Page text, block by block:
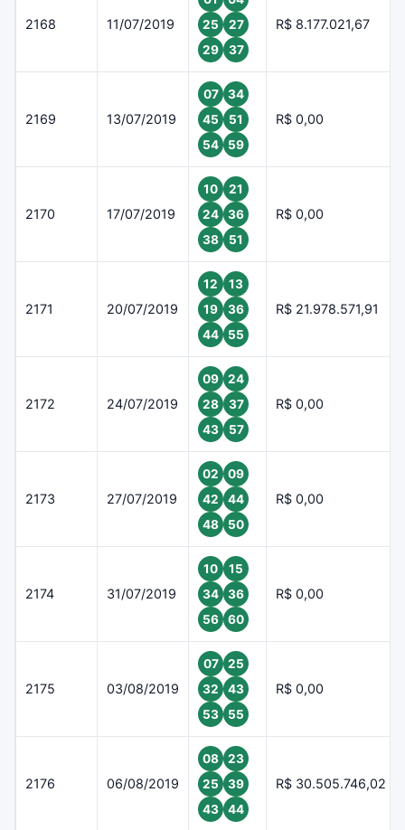
2168 11/07/2019
25
27
29
37
R$ 8.177.021,67
2169 13/07/2019
07
34
45
51
54
59
R$ 0,00
2170 17/07/2019
10
21
24
36
38
51
R$ 0,00
2171 20/07/2019
12
13
19
36
44
55
R$ 21.978.571,91
2172 24/07/2019
09
24
28
37
43
57
R$ 0,00
2173 27/07/2019
02
09
42
44
48
50
R$ 0,00
2174 31/07/2019
10
15
34
36
56
60
R$ 0,00
2175 03/08/2019
07
25
32
43
53
55
R$ 0,00
2176 06/08/2019
08
23
25
39
43
44
R$ 30.505.746,02